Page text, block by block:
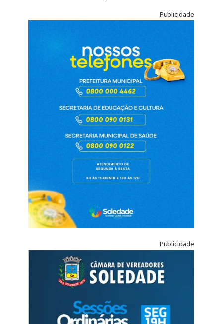
Publicidade
Publicidade